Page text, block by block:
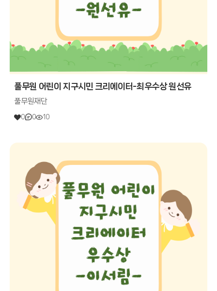
풀무원 어린이 지구시민 크리에이터-최우수상 원선유
풀무원재단
0 0 10